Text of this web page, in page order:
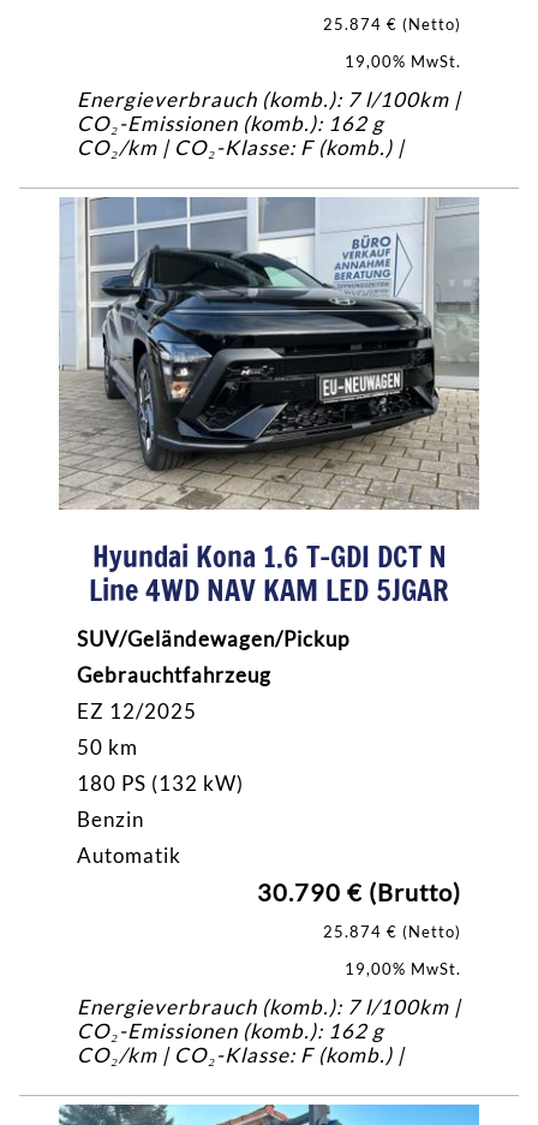
25.874 € (Netto)
19,00% MwSt.
Energieverbrauch (komb.): 7 l/100km |
CO₂-Emissionen (komb.): 162 g
CO₂/km | CO₂-Klasse: F (komb.) |
Hyundai Kona 1.6 T-GDI DCT N
Line 4WD NAV KAM LED 5JGAR
SUV/Geländewagen/Pickup
Gebrauchtfahrzeug
EZ 12/2025
50 km
180 PS (132 kW)
Benzin
Automatik
30.790 € (Brutto)
25.874 € (Netto)
19,00% MwSt.
Energieverbrauch (komb.): 7 l/100km |
CO₂-Emissionen (komb.): 162 g
CO₂/km | CO₂-Klasse: F (komb.) |